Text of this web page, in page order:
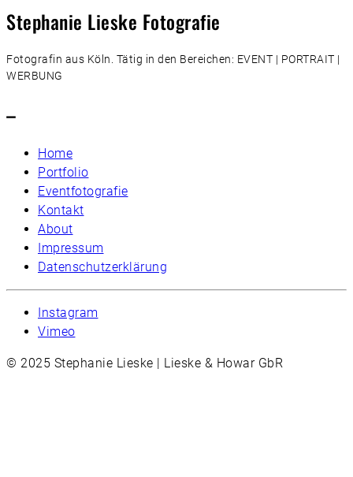
Stephanie Lieske Fotografie
Fotografin aus Köln. Tätig in den Bereichen: EVENT | PORTRAIT |
WERBUNG
–
Home
Portfolio
Eventfotografie
Kontakt
About
Impressum
Datenschutzerklärung
Instagram
Vimeo
© 2025 Stephanie Lieske | Lieske & Howar GbR